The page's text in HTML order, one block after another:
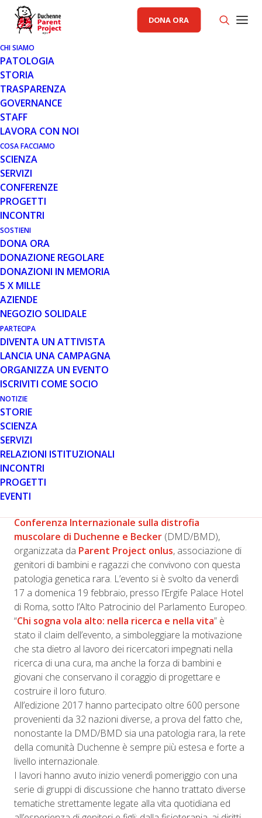
DONA ORA
CHI SIAMO
PATOLOGIA
STORIA
TRASPARENZA
GOVERNANCE
STAFF
LAVORA CON NOI
COSA FACCIAMO
SCIENZA
SERVIZI
CONFERENZE
PROGETTI
INCONTRI
SOSTIENI
DONA ORA
DONAZIONE REGOLARE
DONAZIONI IN MEMORIA
5 X MILLE
AZIENDE
NEGOZIO SOLIDALE
PARTECIPA
DIVENTA UN ATTIVISTA
LANCIA UNA CAMPAGNA
ORGANIZZA UN EVENTO
ISCRIVITI COME SOCIO
NOTIZIE
STORIE
SCIENZA
SERVIZI
RELAZIONI ISTITUZIONALI
INCONTRI
PROGETTI
EVENTI
AREA SCIENZA PP,GENERALE
21 FEB 2017
“CHI SOGNA VOLA ALTO”: LA XV
CONFERENZA INTERNAZIONALE
DI PARENT PROJECT ONLUS
I progressi della ricerca e le sfide della vita indipendente
al centro dei lavori
È fondamentale continuare a sostenere la ricerca, ma lo
è altrettanto lavorare per una buona qualità della vita,
Conferenza Internazionale sulla distrofia
muscolare di Duchenne e Becker (DMD/BMD),
organizzata da Parent Project onlus, associazione di
genitori di bambini e ragazzi che convivono con questa
patologia genetica rara. L’evento si è svolto da venerdì
17 a domenica 19 febbraio, presso l’Ergife Palace Hotel
di Roma, sotto l’Alto Patrocinio del Parlamento Europeo.
“Chi sogna vola alto: nella ricerca e nella vita” è
stato il claim dell’evento, a simboleggiare la motivazione
che sta dietro al lavoro dei ricercatori impegnati nella
ricerca di una cura, ma anche la forza di bambini e
giovani che conservano il coraggio di progettare e
costruire il loro futuro.
All’edizione 2017 hanno partecipato oltre 600 persone
provenienti da 32 nazioni diverse, a prova del fatto che,
nonostante la DMD/BMD sia una patologia rara, la rete
della comunità Duchenne è sempre più estesa e forte a
livello internazionale.
I lavori hanno avuto inizio venerdì pomeriggio con una
serie di gruppi di discussione che hanno trattato diverse
tematiche strettamente legate alla vita quotidiana ed